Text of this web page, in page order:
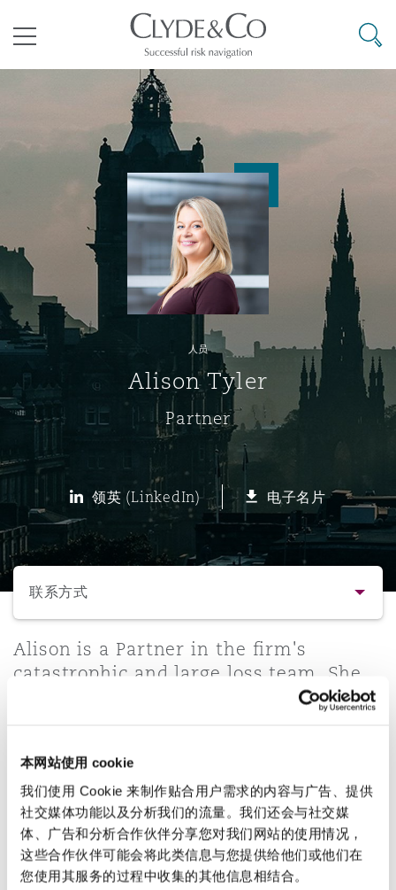
本网站使用 cookie
我们使用 Cookie 来制作贴合用户需求的内容与广告、提供
社交媒体功能以及分析我们的流量。我们还会与社交媒
体、广告和分析合作伙伴分享您对我们网站的使用情况，
这些合作伙伴可能会将此类信息与您提供给他们或他们在
您使用其服务的过程中收集的其他信息相结合。
Business Jets
Carrier Liability
Commerical Dispute
Debt Recovery
Emergency Response & Crisis
Management
Finance & Leasing
Insurance Coverage
Non-Contentious
商业
公司
企业、商业与合规保险
数据保护与隐私权
劳动、养老金和移民n
金融
技术、外包与数据
议解决
Commercial Arbitration
Commercial Disputes
Commercial Litigation
源、海洋与贸易
Energy & Natural Resources
Marine
Trade & Commodities
险和再保险
Bermuda Form
Casualty
Corporate, Commercial &
Insurance
Cyber Risk
Employers' & Public Liability
Employment Practices
Financial Institutions,
Insurance Coverage
目和建筑工程
Construction Disputes
环境保护法
基础设施
PPP/PFI
Public Procurement
房地产
管法规与调查
Anti-Bribery & Corruption
Compliance
External Investigations
Financial Services
Fraud & White-Collar Crime
Internal Investigations
Safety, Security, Health &
候变化
& Co Newton - 解锁智能索赔新模式
议融资
Eco Audit
累斯萨拉姆
翰内斯堡
罗比 – 联营办公室
里斯班
庆
隆坡 – 联营办公室
尔本
德里 – 联营办公室
海
加坡
拉加斯
约热内卢
地亚哥 – 联营办公室
布扎比
哈
拜
雅得
特兰大
尔加里
加哥
萨斯城
阿密
特利尔
伯丁
明翰
里斯托尔
柏林（圣史蒂芬绿地大厦）
塞尔多夫
尔福德
堡
目录
其礼律所事务所
搜寻
人员
Alison Tyler
Partner
领英 (LinkedIn) 电子名片
选择所需部分
联系方式
联系方式
业务领域
法律解析
Alison is a Partner in the firm's
catastrophic and large loss team. She
specialises in defending personal
disputes.
直线
0131 525 8531